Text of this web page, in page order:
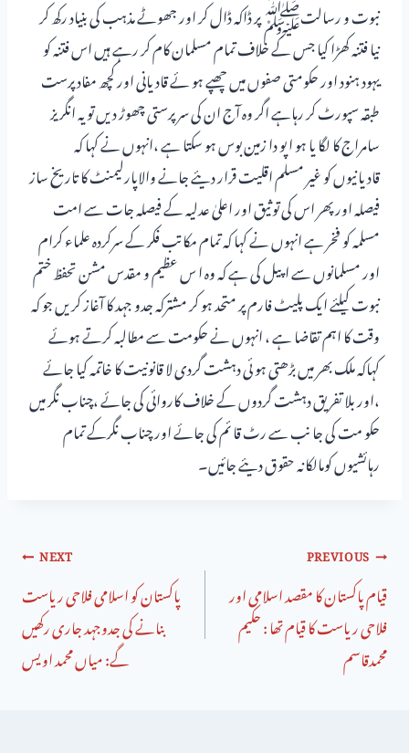
نبوت و رسالتﷺ پر ڈاکہ ڈال کر اور جھوٹے مذہب کی بنیاد رکھ کر
نیا فتنہ کھڑا کیا جس کے خلاف تمام مسلمان کام کر رہے ہیں اس فتنہ کو
یہود ہنود اور حکومتی صفوں میں چھپے ہو ئے قادیانی اور کچھ مفاد پرست
طبقہ سپورٹ کر رہاہے اگر وہ آج ان کی سرپرستی چھوڑ دیں تو یہ انگریز
سامراج کا لگا یا ہو ا پو دا زمین بوس ہو سکتا ہے ،انہوں نے کہا کہ
قادیانیوں کو غیر مسلم اقلیت قرار دیئے جانے والاپارلیمنٹ کا تاریخ ساز
فیصلہ اور پھر اس کی توثیق اور اعلیٰ عدلیہ کے فیصلہ جات سے امت
مسلمہ کو فخر ہے انہوں نے کہا کہ تمام مکاتب فکر کے سرکردہ علماء کرام
اور مسلمانوں سے اپیل کی ہے کہ وہ ا س عظیم و مقدس مشن تحفظ ختم
نبوت کیلئے ایک پلیٹ فارم پر متحد ہو کر مشترکہ جدو جہد کا آغاز کریں جو کہ
وقت کا اہم تقاضا ہے ، انہوں نے حکومت سے مطالبہ کرتے ہوئے
کہاکہ ملک بھر میں بڑھتی ہو ئی دہشت گردی لا قانونیت کا خاتمہ کیا جائے
،اور بلا تفریق دہشت گردوں کے خلاف کاروائی کی جائے ،چناب نگر میں
حکو مت کی جا نب سے رٹ قا ئم کی جائے اور چناب نگرکے تمام
رہائشیوں کومالکانہ حقوق دیئے جائیں۔
PREVIOUS
قیام پاکستان کا مقصد اسلامی اور
فلاحی ریاست کا قیام تھا : حکیم
محمدقاسم
NEXT
پاکستان کو اسلامی فلاحی ریاست
بنانے کی جدوجہد جاری رکھیں
گے: میاں محمد اویس